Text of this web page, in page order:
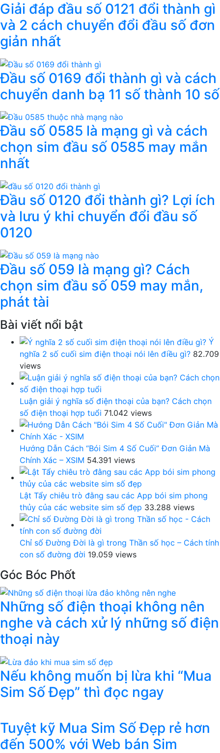
Giải đáp đầu số 0121 đổi thành gì
và 2 cách chuyển đổi đầu số đơn
giản nhất
Đầu số 0169 đổi thành gì và cách
chuyển danh bạ 11 số thành 10 số
Đầu số 0585 là mạng gì và cách
chọn sim đầu số 0585 may mắn
nhất
Đầu số 0120 đổi thành gì? Lợi ích
và lưu ý khi chuyển đổi đầu số
0120
Đầu số 059 là mạng gì? Cách
chọn sim đầu số 059 may mắn,
phát tài
Bài viết nổi bật
Ý
nghĩa 2 số cuối sim điện thoại nói lên điều gì? 82.709
views
Luận giải ý nghĩa số điện thoại của bạn? Cách chọn
số điện thoại hợp tuổi 71.042 views
Hướng Dẫn Cách “Bói Sim 4 Số Cuối” Đơn Giản Mà
Chính Xác – XSIM 54.391 views
Lật Tẩy chiêu trò đằng sau các App bói sim phong
thủy của các website sim số đẹp 33.288 views
Chỉ số Đường Đời là gì trong Thần số học – Cách tính
con số đường đời 19.059 views
Góc Bóc Phốt
Những số điện thoại không nên
nghe và cách xử lý những số điện
thoại này
Nếu không muốn bị lừa khi “Mua
Sim Số Đẹp” thì đọc ngay
Tuyệt kỹ Mua Sim Số Đẹp rẻ hơn
đến 500% với Web bán Sim